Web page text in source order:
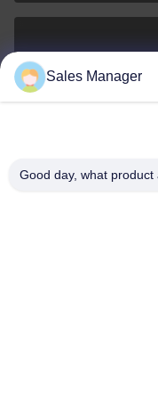
001-
Sales Manager
Good day, what